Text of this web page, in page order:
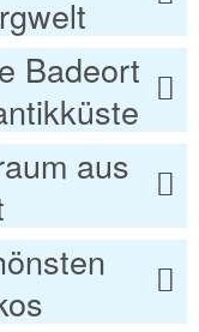
Badeort
aus